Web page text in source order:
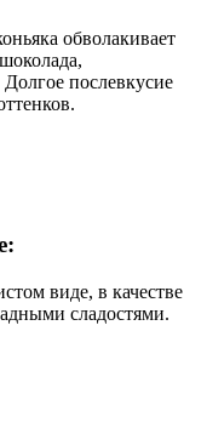
обволакивает
послевкусие
виде, в качестве
сладостями.